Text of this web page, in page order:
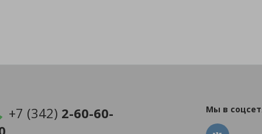
+7 (342) 2-60-60-
Мы в